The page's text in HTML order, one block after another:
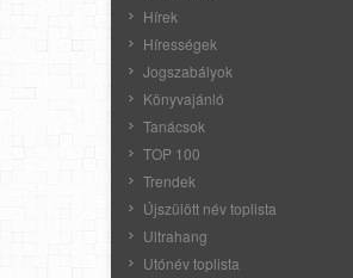
Hírek
Hírességek
Jogszabályok
Könyvajánló
Tanácsok
TOP 100
Trendek
Újszülött név toplista
Ultrahang
Utónév toplista